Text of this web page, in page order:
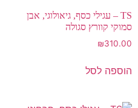
TS – עגילי כסף, גיאולוגי, אבן
סמוקי קוורץ סגולה
₪310.00
הוספה לסל